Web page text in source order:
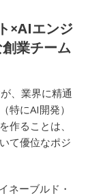
×AIエンジ
業チーム
、業界に精通
特にAI開発）
作ることは、
て優位なポジ
ネーブルド・